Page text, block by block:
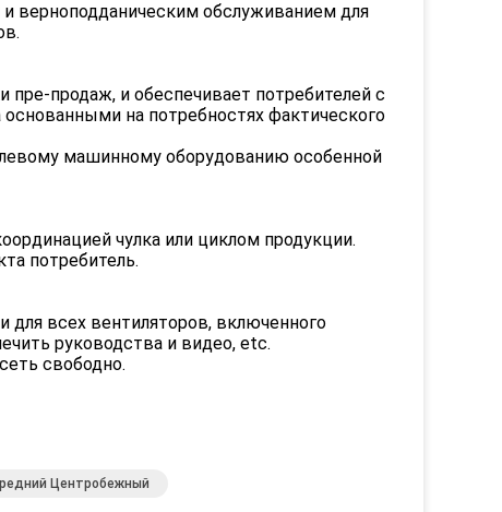
верноподданическим обслуживанием для
пре-продаж, и обеспечивает потребителей с
на потребностях фактического
машинному оборудованию особенной
чулка или циклом продукции.
потребитель.
для всех вентиляторов, включенного
руководства и видео, etc.
свободно.
Центробежный